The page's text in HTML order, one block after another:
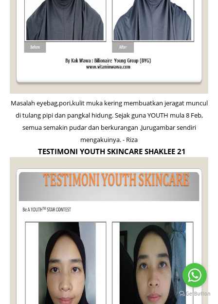
Masalah eyebag,pori,kulit muka kering membuatkan jeragat muncul
di tulang pipi dan pangkal hidung. Sejak guna YOUTH mula 8 Feb,
semua semakin pudar dan berkurangan .Jurugambar sendiri
mengakuinya. - Riza
TESTIMONI YOUTH SKINCARE SHAKLEE 21